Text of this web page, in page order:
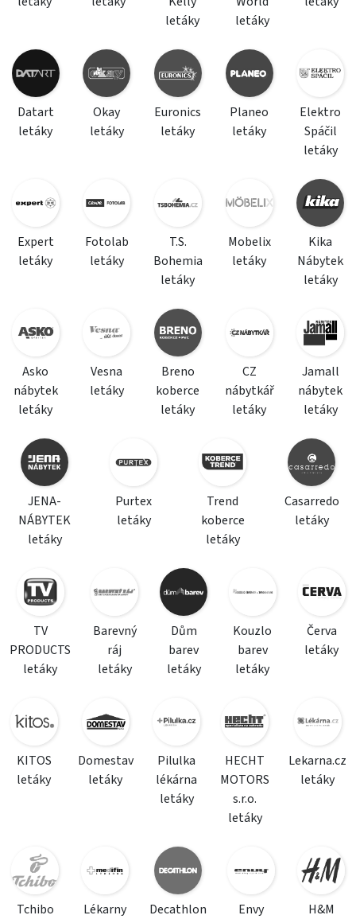
letáky
letáky
Datart
letáky
Okay
letáky
Euronics
letáky
Planeo
letáky
Elektro
Spáčil
letáky
Expert
letáky
Fotolab
letáky
T.S.
Bohemia
letáky
Mobelix
letáky
Kika
Nábytek
letáky
Asko
nábytek
letáky
Vesna
letáky
Breno
koberce
letáky
CZ
nábytkář
letáky
Jamall
nábytek
letáky
JENA-
NÁBYTEK
letáky
Purtex
letáky
Trend
koberce
letáky
Casarredo
letáky
TV
PRODUCTS
letáky
Barevný
ráj
letáky
Dům
barev
letáky
Kouzlo
barev
letáky
Červa
letáky
KITOS
letáky
Domestav
letáky
Pilulka
lékárna
letáky
HECHT
MOTORS
s.r.o.
letáky
Lekarna.cz
letáky
Tchibo
Lékarny
Decathlon
Envy
H&M